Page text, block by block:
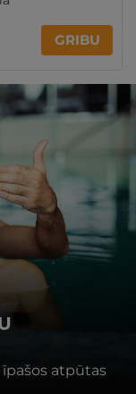
GRIBU
atpūtas